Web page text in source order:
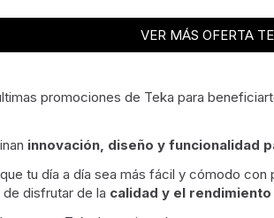
VER MÁS OFERTA
promociones de Teka para
innovación, diseño y funcionalidad
tu día a día sea más fácil y cómodo
disfrutar de la calidad y el rendimiento